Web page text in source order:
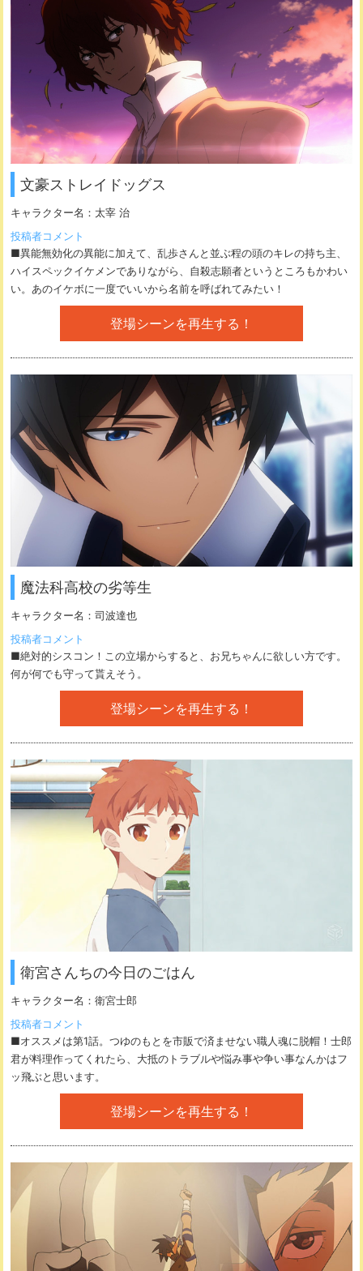
文豪ストレイドッグス
キャラクター名：太宰 治
投稿者コメント
■異能無効化の異能に加えて、乱歩さんと並ぶ程の頭のキレの持ち主、
ハイスペックイケメンでありながら、自殺志願者というところもかわい
い。あのイケボに一度でいいから名前を呼ばれてみたい！
登場シーンを再生する！
魔法科高校の劣等生
キャラクター名：司波達也
投稿者コメント
■絶対的シスコン！この立場からすると、お兄ちゃんに欲しい方です。
何が何でも守って貰えそう。
登場シーンを再生する！
衛宮さんちの今日のごはん
キャラクター名：衛宮士郎
投稿者コメント
■オススメは第1話。つゆのもとを市販で済ませない職人魂に脱帽！士郎
君が料理作ってくれたら、大抵のトラブルや悩み事や争い事なんかはフ
ッ飛ぶと思います。
登場シーンを再生する！